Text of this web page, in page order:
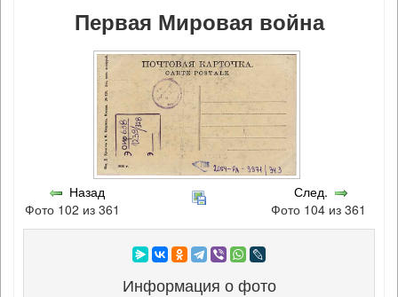
Первая Мировая война
Назад
Фото 102 из 361
След.
Фото 104 из 361
Информация о фото